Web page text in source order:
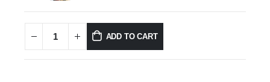
ADD TO CART